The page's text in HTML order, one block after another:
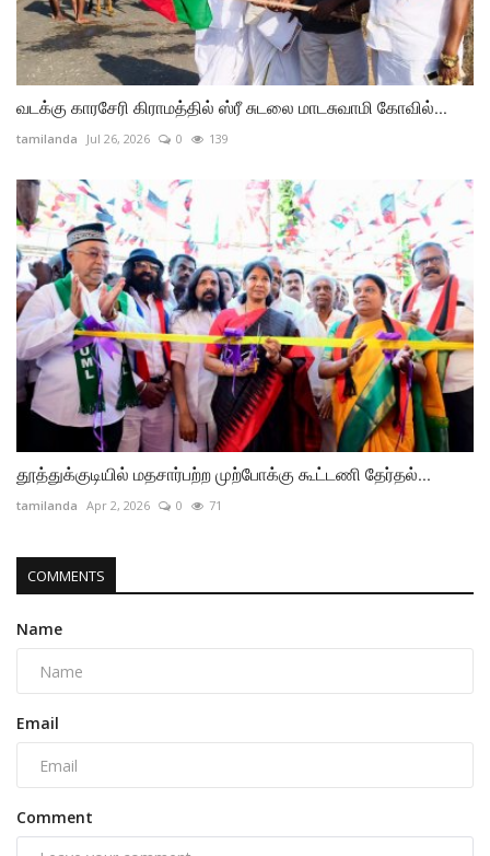
வடக்கு காரசேரி கிராமத்தில் ஸ்ரீ சுடலை மாடசுவாமி கோவில்...
tamilanda Jul 26, 2026 0 139
தூத்துக்குடியில் மதசார்பற்ற முற்போக்கு கூட்டணி தேர்தல்...
tamilanda Apr 2, 2026 0 71
COMMENTS
Name
Email
Comment